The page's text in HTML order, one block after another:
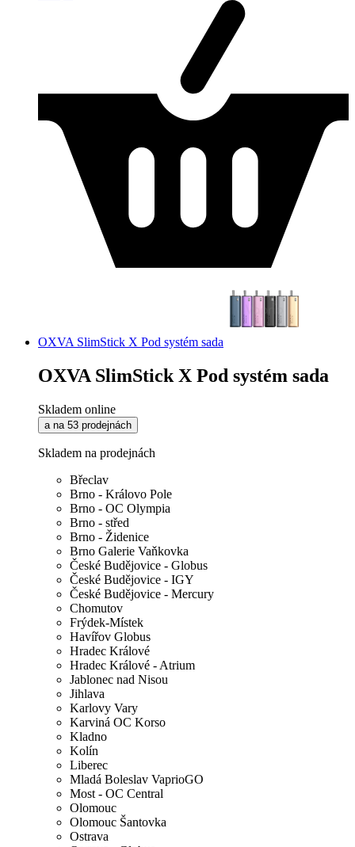
OXVA SlimStick X Pod systém sada
OXVA SlimStick X Pod systém sada
Skladem online
a na 53 prodejnách
Skladem na prodejnách
Břeclav
Brno - Královo Pole
Brno - OC Olympia
Brno - střed
Brno - Židenice
Brno Galerie Vaňkovka
České Budějovice - Globus
České Budějovice - IGY
České Budějovice - Mercury
Chomutov
Frýdek-Místek
Havířov Globus
Hradec Králové
Hradec Králové - Atrium
Jablonec nad Nisou
Jihlava
Karlovy Vary
Karviná OC Korso
Kladno
Kolín
Liberec
Mladá Boleslav VaprioGO
Most - OC Central
Olomouc
Olomouc Šantovka
Ostrava